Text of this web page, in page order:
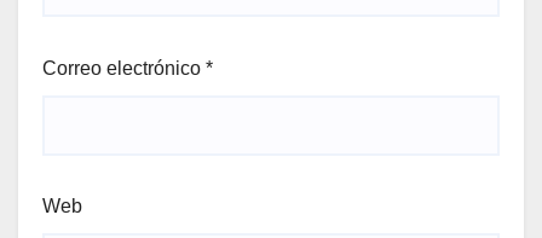
Correo electrónico *
Web